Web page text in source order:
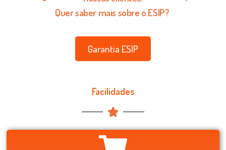
Quer saber mais sobre o ESIP?
Garantia ESIP
Facilidades